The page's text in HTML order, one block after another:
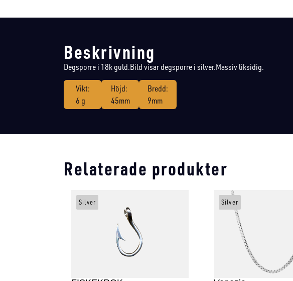
Beskrivning
Degsporre i 18k guld.Bild visar degsporre i silver.Massiv liksidig.
Vikt:
6 g
Höjd:
45mm
Bredd:
9mm
Relaterade produkter
Silver Silver